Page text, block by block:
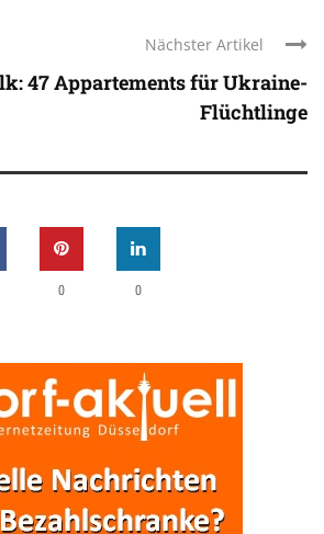
Nächster Artikel
47 Appartements für Ukraine-
Flüchtlinge
0 0